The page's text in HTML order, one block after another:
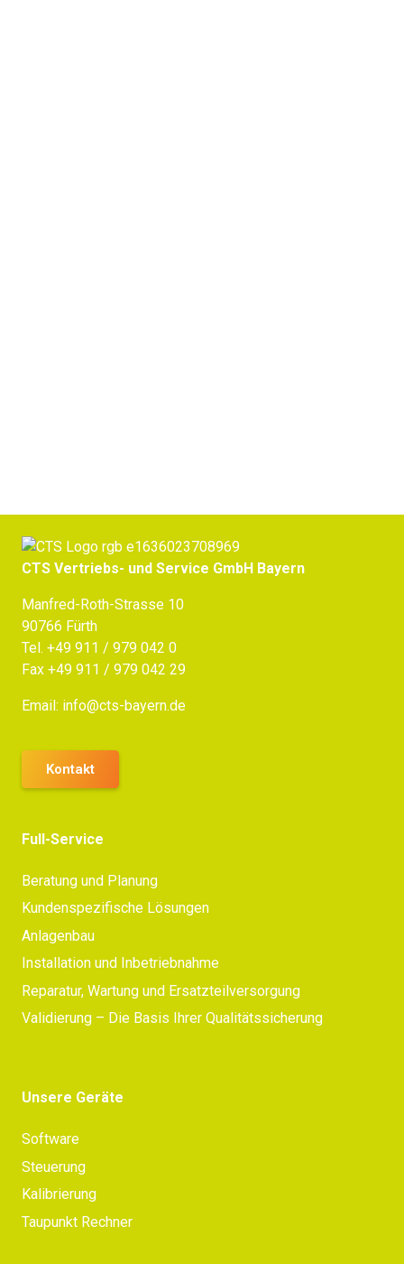
CTS Vertriebs- und Service GmbH Bayern
Manfred-Roth-Strasse 10
90766 Fürth
Tel. +49 911 / 979 042 0
Fax +49 911 / 979 042 29
Email: info@cts-bayern.de
Kontakt
Full-Service
Beratung und Planung
Kundenspezifische Lösungen
Anlagenbau
Installation und Inbetriebnahme
Reparatur, Wartung und Ersatzteilversorgung
Validierung – Die Basis Ihrer Qualitätssicherung
Unsere Geräte
Software
Steuerung
Kalibrierung
Taupunkt Rechner